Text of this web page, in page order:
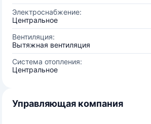
Электроснабжение:
Центральное
Вентиляция:
Вытяжная вентиляция
Система отопления:
Центральное
Управляющая компания